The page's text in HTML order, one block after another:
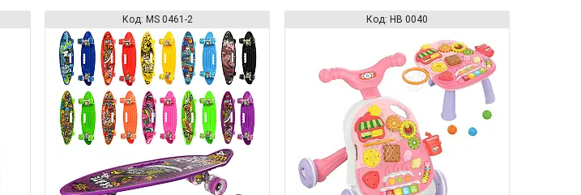
MS 0461-2 HB 0040